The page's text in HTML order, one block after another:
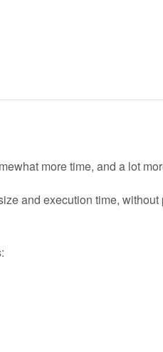
more time, and a lot
and execution time,